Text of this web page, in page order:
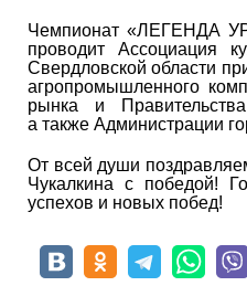
Чемпионат «ЛЕГЕНДА
проводит Ассоциация
Свердловской области
агропромышленного
рынка и
а также Администрации
От всей души
Чукалкина с победой!
успехов и новых побед!